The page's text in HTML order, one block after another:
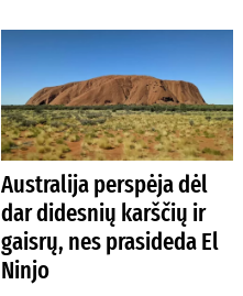
Australija perspėja dėl
dar didesnių karščių ir
gaisrų, nes prasideda El
Ninjo